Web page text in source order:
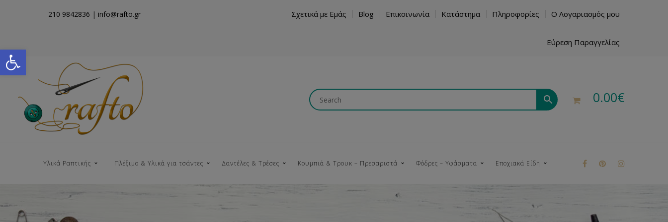
Open toolbar
210 9842836 | info@rafto.gr Σχετικά με Εμάς Blog Επικοινωνία Κατάστημα Πληροφορίες Ο Λογαριασμός μου
Εύρεση Παραγγελίας
0.00€
Υλικά Ραπτικής Πλέξιμο & Υλικά για τσάντες Δαντέλες & Τρέσες Κουμπιά & Τρουκ – Πρεσαριστά Φόδρες – Υφάσματα Εποχιακά Είδη